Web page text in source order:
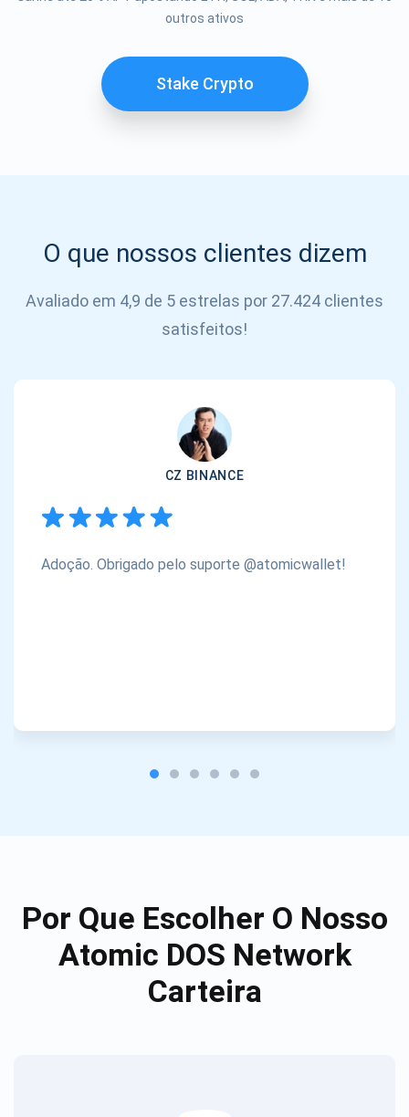
outros ativos
Stake Crypto
O que nossos clientes dizem
Avaliado em 4,9 de 5 estrelas por 27.424 clientes
satisfeitos!
CZ BINANCE
Adoção. Obrigado pelo suporte @atomicwallet!
Por Que Escolher O Nosso
Atomic DOS Network
Carteira
SE
INSCREVER